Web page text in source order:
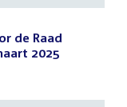
de Raad
2025